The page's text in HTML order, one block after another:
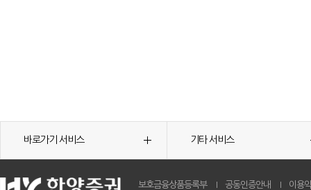
바로가기 서비스 기타 서비스
보호금융상품등록부 공동인증안내 이용